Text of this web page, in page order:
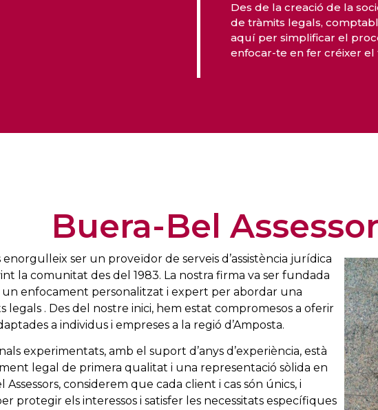
Des de la creació de la
de tràmits legals,
aquí per simplificar el
enfocar-te en fer créixer
Buera-Bel
enorgulleix ser un proveïdor de serveis d’assistència jurídica
la comunitat des del 1983. La nostra firma va ser fundada
un enfocament personalitzat i expert per abordar una
legals . Des del nostre inici, hem estat compromesos a oferir
a individus i empreses a la regió d’Amposta.
experimentats, amb el suport d’anys d’experiència, està
legal de primera qualitat i una representació sòlida en
considerem que cada client i cas són únics, i
protegir els interessos i satisfer les necessitats específiques